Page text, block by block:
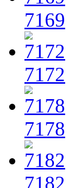
7169
7172
7178
7182